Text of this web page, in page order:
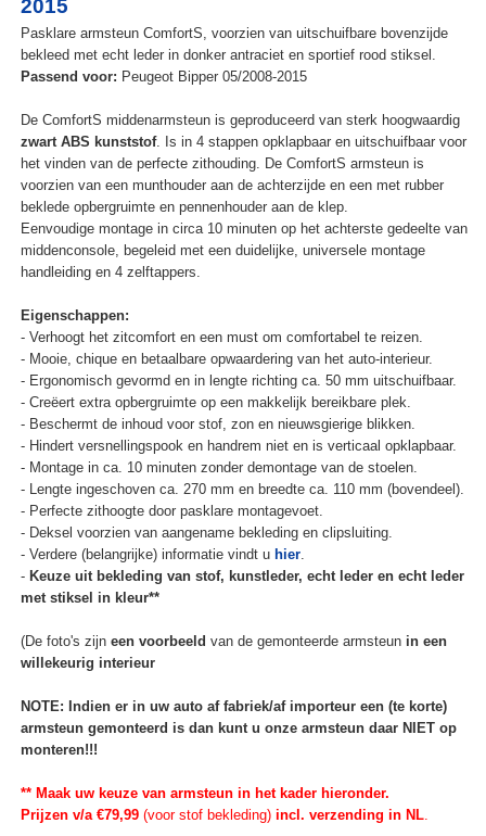
2015
Pasklare armsteun ComfortS, voorzien van uitschuifbare bovenzijde
bekleed met echt leder in donker antraciet en sportief rood stiksel.
Passend voor: Peugeot Bipper 05/2008-2015
De ComfortS middenarmsteun is geproduceerd van sterk hoogwaardig
zwart ABS kunststof. Is in 4 stappen opklapbaar en uitschuifbaar voor
het vinden van de perfecte zithouding. De ComfortS armsteun is
voorzien van een munthouder aan de achterzijde en een met rubber
beklede opbergruimte en pennenhouder aan de klep.
Eenvoudige montage in circa 10 minuten op het achterste gedeelte van
middenconsole, begeleid met een duidelijke, universele montage
handleiding en 4 zelftappers.
Eigenschappen:
- Verhoogt het zitcomfort en een must om comfortabel te reizen.
- Mooie, chique en betaalbare opwaardering van het auto-interieur.
- Ergonomisch gevormd en in lengte richting ca. 50 mm uitschuifbaar.
- Creëert extra opbergruimte op een makkelijk bereikbare plek.
- Beschermt de inhoud voor stof, zon en nieuwsgierige blikken.
- Hindert versnellingspook en handrem niet en is verticaal opklapbaar.
- Montage in ca. 10 minuten zonder demontage van de stoelen.
- Lengte ingeschoven ca. 270 mm en breedte ca. 110 mm (bovendeel).
- Perfecte zithoogte door pasklare montagevoet.
- Deksel voorzien van aangename bekleding en clipsluiting.
- Verdere (belangrijke) informatie vindt u hier.
- Keuze uit bekleding van stof, kunstleder, echt leder en echt leder
met stiksel in kleur**
(De foto's zijn een voorbeeld van de gemonteerde armsteun in een
willekeurig interieur
NOTE: Indien er in uw auto af fabriek/af importeur een (te korte)
armsteun gemonteerd is dan kunt u onze armsteun daar NIET op
monteren!!!
** Maak uw keuze van armsteun in het kader hieronder.
Prijzen v/a €79,99(voor stof bekleding)incl. verzending in NL.